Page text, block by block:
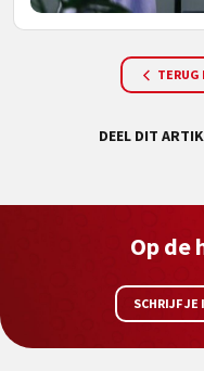
TERUG
DEEL DIT
Op de
SCHRIJF JE